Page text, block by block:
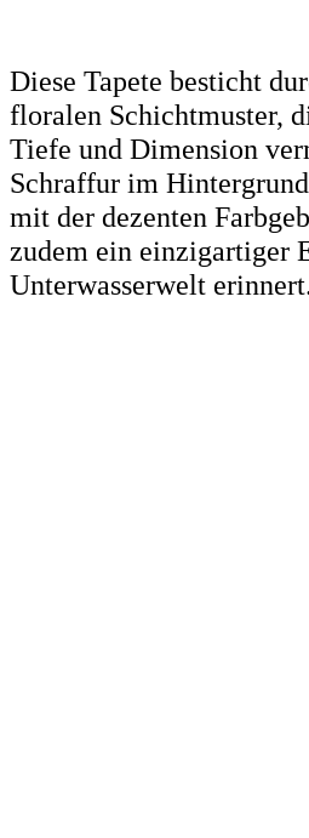
Diese Tapete besticht
floralen Schichtmuster,
Tiefe und Dimension
Schraffur im
mit der dezenten
zudem ein einzigartiger
Unterwasserwelt